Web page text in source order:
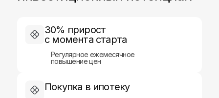
30% прирост
с момента старта
Регулярное ежемесячное
повышение цен
Покупка в ипотеку